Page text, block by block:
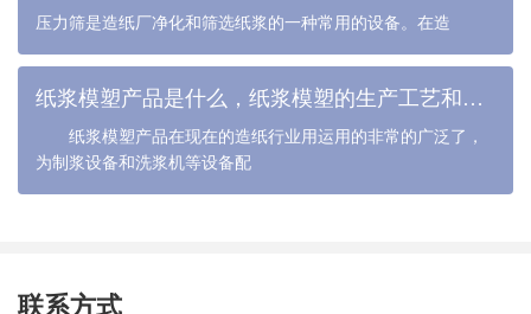
压力筛是造纸厂净化和筛选纸浆的一种常用的设备。在造
纸浆模塑产品是什么，纸浆模塑的生产工艺和流程是什么
纸浆模塑产品在现在的造纸行业用运用的非常的广泛了，
为制浆设备和洗浆机等设备配
联系方式